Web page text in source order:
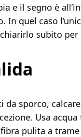
e il segno è
quel caso
subito
sporco,
Usa
pulita a